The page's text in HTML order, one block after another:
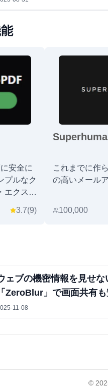
安全に
プルなク
エクステ
3.7(9)
これまでに作
の高いメール
100,000
ェブの機密情報を見せな
「ZeroBlur」で画面共有
11-08
©